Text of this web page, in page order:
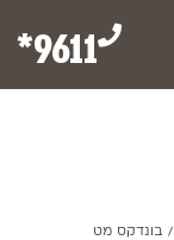
9611*
/ בונדקס מט